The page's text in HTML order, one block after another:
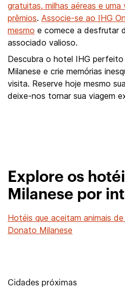
gratuitas, milhas aéreas e
prêmios. Associe-se ao IHG
mesmo e comece a desfrutar
associado valioso.
Descubra o hotel IHG
Milanese e crie memórias
visita. Reserve hoje mesmo
deixe-nos tornar sua viagem
Explore os
Milanese por
Hotéis que aceitam animais
Donato Milanese
Cidades próximas